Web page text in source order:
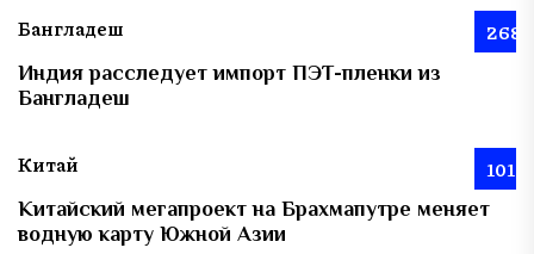
Бангладеш 268
Индия расследует импорт ПЭТ-пленки из
Бангладеш
Китай 101
Китайский мегапроект на Брахмапутре меняет
водную карту Южной Азии